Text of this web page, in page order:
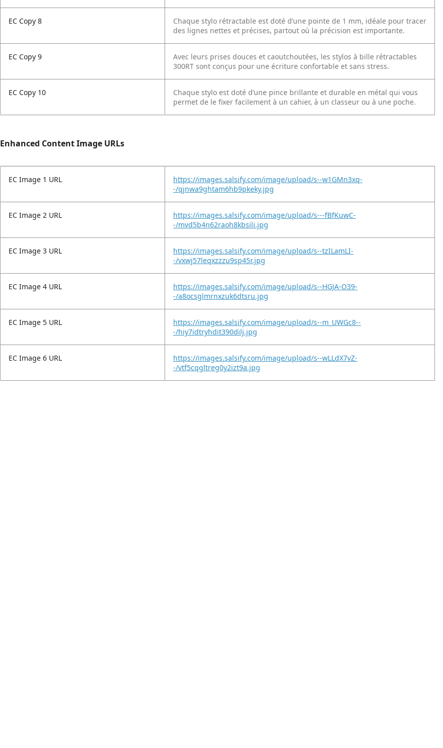
EC Copy 8
Chaque stylo rétractable est doté d’une pointe de 1 mm, idéale pour tracer
des lignes nettes et précises, partout où la précision est importante.
EC Copy 9
Avec leurs prises douces et caoutchoutées, les stylos à bille rétractables
300RT sont conçus pour une écriture confortable et sans stress.
EC Copy 10
Chaque stylo est doté d’une pince brillante et durable en métal qui vous
permet de le fixer facilement à un cahier, à un classeur ou à une poche.
Enhanced Content Image URLs
EC Image 1 URL
https://images.salsify.com/image/upload/s--w1GMn3xq-
-/qjnwa9ghtam6hb9pkeky.jpg
EC Image 2 URL
https://images.salsify.com/image/upload/s---fBfKuwC-
-/mvd5b4n62raoh8kbsili.jpg
EC Image 3 URL
https://images.salsify.com/image/upload/s--tzILamLI-
-/vxwj57leqxzzzu9sp45r.jpg
EC Image 4 URL
https://images.salsify.com/image/upload/s--HGJA-O39-
-/a8ocsglmrnxzuk6dtsru.jpg
EC Image 5 URL
https://images.salsify.com/image/upload/s--m_UWGc8--
-/hiy7idtryhdit390dilj.jpg
EC Image 6 URL
https://images.salsify.com/image/upload/s--wLLdX7vZ-
-/vtf5cqgltreg0y2izt9a.jpg